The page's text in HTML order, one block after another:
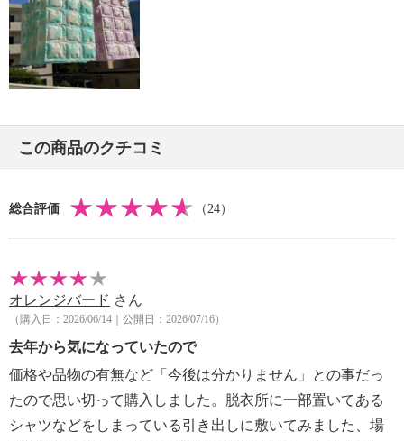
常の使用には問題ない。）
＜標準除湿量＞
・初回の除湿量：水換算６０ｍｌ／シート（温度２
５℃、湿度８０％の場合）
・１ヶ月に１回程度：日常的に使う引き出しや収納ケ
ースなど、開閉の多い場所
湿気が多く、カビが生えやすい場所（キッチンや浴
室の近くなど）
・６ヶ月に１回程度：夏物・冬物の衣類や和服の保管
など、あまり開閉しない場所
【使用量の目安】
・約２５６リットルの空間：１シート
・洋服ダンス（約５００リットル）：２シート
・ふとん：１〜２シート
【使用可能素材・場所】
・洋服ダンス・押入れやクローゼット・引き出し・衣
装ケース・和ダンス・ふとんの下やふとんの保管
・ふとん圧縮袋・流し台や洗面台の下・食器棚・下駄
この商品のクチコミ
総合評価 （24）
オレンジバード さん
（購入日：2026/06/14｜公開日：2026/07/16）
去年から気になっていたので
価格や品物の有無など「今後は分かりません」との事だっ
たので思い切って購入しました。脱衣所に一部置いてある
シャツなどをしまっている引き出しに敷いてみました、場